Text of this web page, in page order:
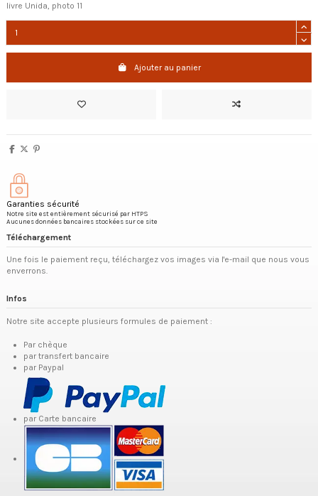
livre Unida, photo 11
Ajouter au panier
Garanties sécurité
Notre site est entièrement sécurisé par HTPS
Aucunes données bancaires stockées sur ce site
Téléchargement
Une fois le paiement reçu, téléchargez vos images via l'e-mail que nous vous
enverrons.
Infos
Notre site accepte plusieurs formules de paiement :
Par chèque
par transfert bancaire
par Paypal
par Carte bancaire